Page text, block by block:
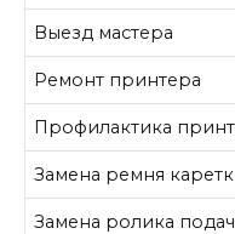
Выезд мастера
Ремонт принтера
Профилактика
Замена ремня
Замена ролика